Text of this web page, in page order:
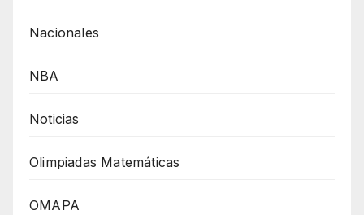
Nacionales
NBA
Noticias
Olimpiadas Matemáticas
OMAPA